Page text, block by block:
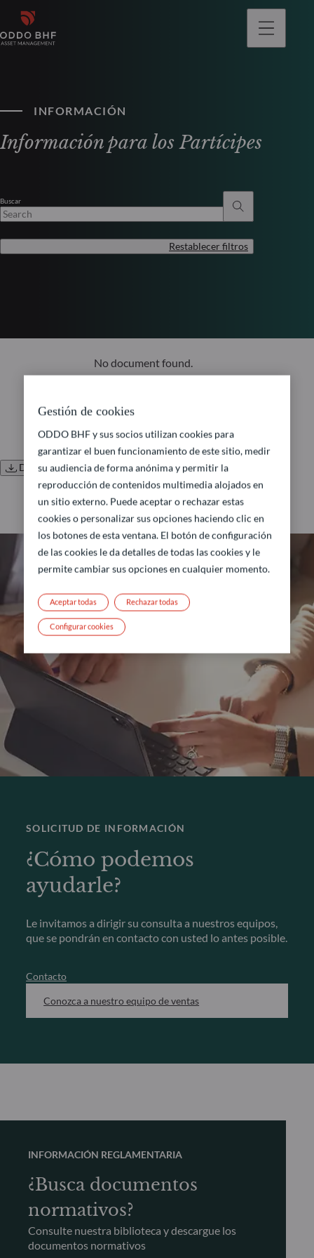
INFORMACIÓN
Información para los Partícipes
Buscar
Restablecer filtros
No document found.
Descargar todos los documentos
SOLICITUD DE INFORMACIÓN
¿Cómo podemos
ayudarle?
Le invitamos a dirigir su consulta a nuestros equipos,
que se pondrán en contacto con usted lo antes posible.
Contacto
Conozca a nuestro equipo de ventas
INFORMACIÓN REGLAMENTARIA
¿Busca documentos
normativos?
Consulte nuestra biblioteca y descargue los
documentos normativos
Gestión de cookies
ODDO BHF y sus socios utilizan cookies para
garantizar el buen funcionamiento de este sitio, medir
su audiencia de forma anónima y permitir la
reproducción de contenidos multimedia alojados en
un sitio externo. Puede aceptar o rechazar estas
cookies o personalizar sus opciones haciendo clic en
los botones de esta ventana. El botón de configuración
de las cookies le da detalles de todas las cookies y le
permite cambiar sus opciones en cualquier momento.
Rechazar todas
Aceptar todas
Configurar cookies